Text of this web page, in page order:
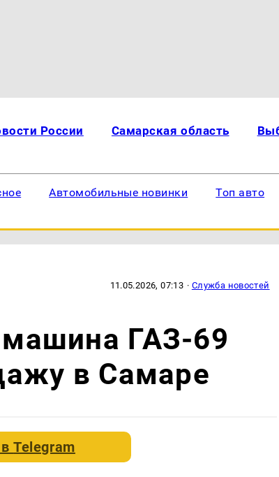
России Самарская область
Автомобильные новинки Топ авто
11.05.2026, 07:13 · Служба новостей
ГАЗ-69
в Самаре
вTelegram